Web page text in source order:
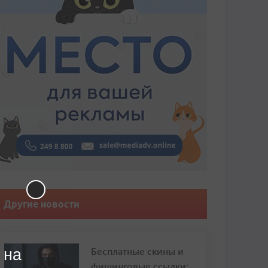
Другие новости
Бесплатные скины и